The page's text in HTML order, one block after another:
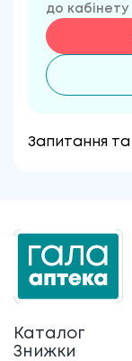
до кабінету
Запитання та
Каталог
Знижки